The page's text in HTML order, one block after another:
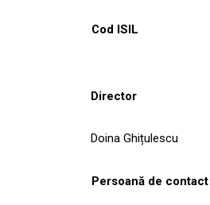
Cod ISIL
Director
Doina Ghițulescu
Persoană de contact